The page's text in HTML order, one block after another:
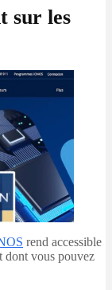
sur les
rend accessible
dont vous pouvez